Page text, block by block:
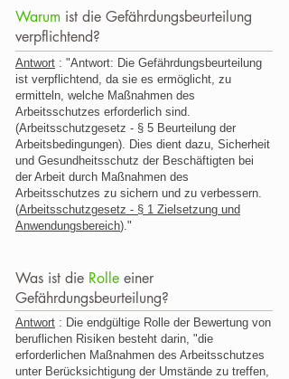
Warum ist die Gefährdungsbeurteilung
verpflichtend?
Antwort : "Antwort: Die Gefährdungsbeurteilung
ist verpflichtend, da sie es ermöglicht, zu
ermitteln, welche Maßnahmen des
Arbeitsschutzes erforderlich sind.
(Arbeitsschutzgesetz - § 5 Beurteilung der
Arbeitsbedingungen). Dies dient dazu, Sicherheit
und Gesundheitsschutz der Beschäftigten bei
der Arbeit durch Maßnahmen des
Arbeitsschutzes zu sichern und zu verbessern.
(Arbeitsschutzgesetz - § 1 Zielsetzung und
Anwendungsbereich)."
Was ist die Rolle einer
Gefährdungsbeurteilung?
Antwort : Die endgültige Rolle der Bewertung von
beruflichen Risiken besteht darin, "die
erforderlichen Maßnahmen des Arbeitsschutzes
unter Berücksichtigung der Umstände zu treffen,